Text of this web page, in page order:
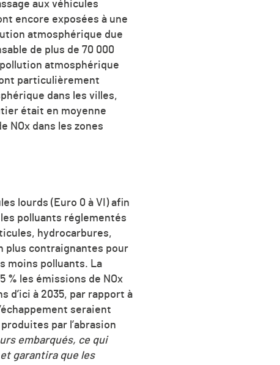
aux véhicules
encore exposées à une
atmosphérique due
de plus de 70 000
pollution atmosphérique
particulièrement
dans les villes,
était en moyenne
NOx dans les zones
lourds (Euro 0 à VI) afin
polluants réglementés
hydrocarbures,
plus contraignantes pour
moins polluants. La
% les émissions de NOx
à 2035, par rapport à
seraient
par l’abrasion
embarqués, ce qui
garantira que les